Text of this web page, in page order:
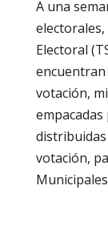
A una
Electoral
encuentran
votación,
distribuidas
votación,